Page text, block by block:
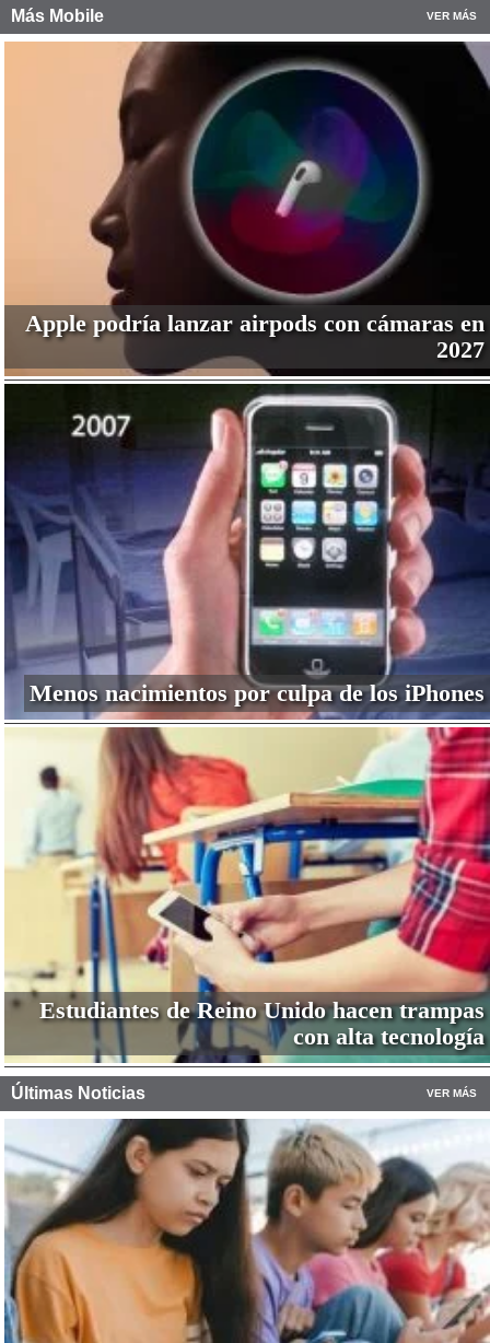
Más Mobile VER MÁS
Apple podría lanzar airpods con cámaras en
2027
Menos nacimientos por culpa de los iPhones
Estudiantes de Reino Unido hacen trampas
con alta tecnología
Últimas Noticias VER MÁS